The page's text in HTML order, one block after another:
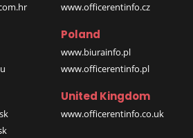
www.officerentinfo.cz
Poland
www.biurainfo.pl
www.officerentinfo.pl
United Kingdom
www.officerentinfo.co.uk